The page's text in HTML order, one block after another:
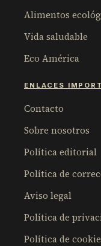
Alimentos
Vida saludable
Eco América
ENLACES
Contacto
Sobre nosotros
Política editorial
Política de
Aviso legal
Política de
Política de